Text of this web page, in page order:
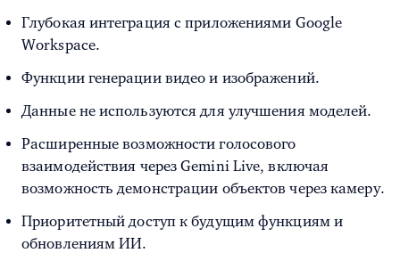
Глубокая интеграция с приложениями Google
Workspace.
Функции генерации видео и изображений.
Данные не используются для улучшения моделей.
Расширенные возможности голосового
взаимодействия через Gemini Live, включая
возможность демонстрации объектов через камеру.
Приоритетный доступ к будущим функциям и
обновлениям ИИ.